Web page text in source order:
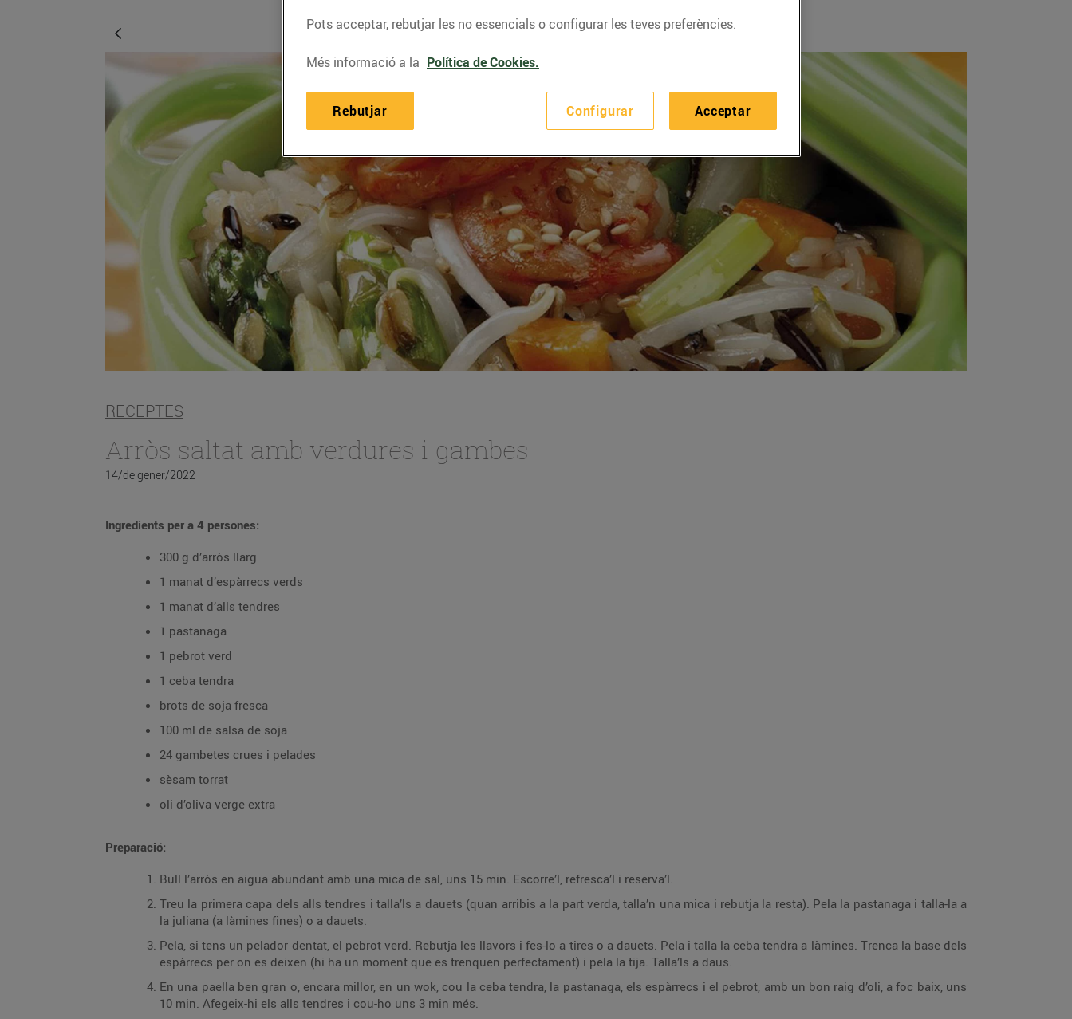
RECEPTES
Arròs saltat amb verdures i gambes
14/de gener/2022
Ingredients per a 4 persones:
300 g d’arròs llarg
1 manat d’espàrrecs verds
1 manat d’alls tendres
1 pastanaga
1 pebrot verd
1 ceba tendra
brots de soja fresca
100 ml de salsa de soja
24 gambetes crues i pelades
sèsam torrat
oli d’oliva verge extra
Preparació:
Bull l’arròs en aigua abundant amb una mica de sal, uns 15 min. Escorre’l, refresca’l i reserva’l.
Treu la primera capa dels alls tendres i talla’ls a dauets (quan arribis a la part verda, talla’n una mica i rebutja la resta). Pela la pastanaga i talla-la a
la juliana (a làmines fines) o a dauets.
Pela, si tens un pelador dentat, el pebrot verd. Rebutja les llavors i fes-lo a tires o a dauets. Pela i talla la ceba tendra a làmines. Trenca la base dels
espàrrecs per on es deixen (hi ha un moment que es trenquen perfectament) i pela la tija. Talla’ls a daus.
En una paella ben gran o, encara millor, en un wok, cou la ceba tendra, la pastanaga, els espàrrecs i el pebrot, amb un bon raig d’oli, a foc baix, uns
10 min. Afegeix-hi els alls tendres i cou-ho uns 3 min més.
Pots acceptar, rebutjar les no essencials o configurar les teves preferències.
Més informació a la Política de Cookies.
Configurar
Rebutjar Acceptar